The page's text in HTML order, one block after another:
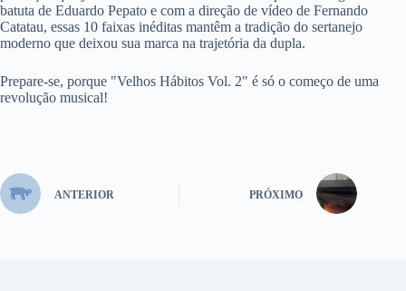
batuta de Eduardo Pepato e com a direção de vídeo de Fernando
Catatau, essas 10 faixas inéditas mantêm a tradição do sertanejo
moderno que deixou sua marca na trajetória da dupla.
Prepare-se, porque "Velhos Hábitos Vol. 2" é só o começo de uma
revolução musical!
ANTERIOR PRÓXIMO